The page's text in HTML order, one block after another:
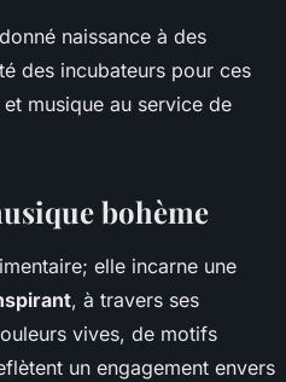
naissance à des
des incubateurs pour ces
musique au service de
bohème
elle incarne une
, à travers ses
vives, de motifs
un engagement envers